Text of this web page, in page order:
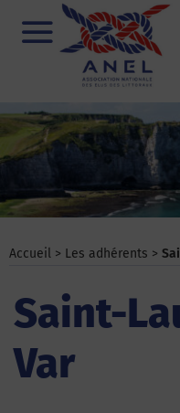
Menu
Accueil > Les adhérents >
Saint-
Var